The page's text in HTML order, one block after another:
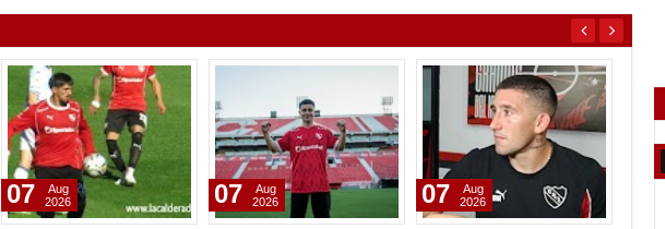
07
Aug
2026
07
Aug
2026
07
Aug
2026